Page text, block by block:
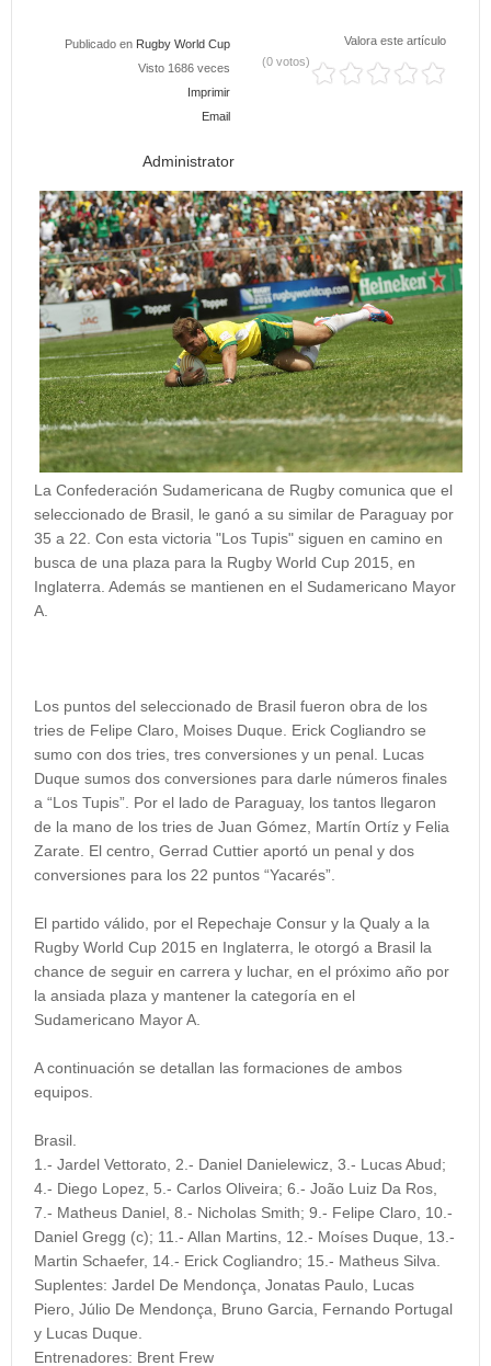
Publicado en Rugby World Cup
Visto 1686 veces
Imprimir
Email
Valora este artículo
(0 votos)
Administrator
La Confederación Sudamericana de Rugby comunica que el
seleccionado de Brasil, le ganó a su similar de Paraguay por
35 a 22. Con esta victoria "Los Tupis" siguen en camino en
busca de una plaza para la Rugby World Cup 2015, en
Inglaterra. Además se mantienen en el Sudamericano Mayor
A.
Los puntos del seleccionado de Brasil fueron obra de los
tries de Felipe Claro, Moises Duque. Erick Cogliandro se
sumo con dos tries, tres conversiones y un penal. Lucas
Duque sumos dos conversiones para darle números finales
a “Los Tupis”. Por el lado de Paraguay, los tantos llegaron
de la mano de los tries de Juan Gómez, Martín Ortíz y Felia
Zarate. El centro, Gerrad Cuttier aportó un penal y dos
conversiones para los 22 puntos “Yacarés”.
El partido válido, por el Repechaje Consur y la Qualy a la
Rugby World Cup 2015 en Inglaterra, le otorgó a Brasil la
chance de seguir en carrera y luchar, en el próximo año por
la ansiada plaza y mantener la categoría en el
Sudamericano Mayor A.
A continuación se detallan las formaciones de ambos
equipos.
Brasil.
1.- Jardel Vettorato, 2.- Daniel Danielewicz, 3.- Lucas Abud;
4.- Diego Lopez, 5.- Carlos Oliveira; 6.- João Luiz Da Ros,
7.- Matheus Daniel, 8.- Nicholas Smith; 9.- Felipe Claro, 10.-
Daniel Gregg (c); 11.- Allan Martins, 12.- Moíses Duque, 13.-
Martin Schaefer, 14.- Erick Cogliandro; 15.- Matheus Silva.
Suplentes: Jardel De Mendonça, Jonatas Paulo, Lucas
Piero, Júlio De Mendonça, Bruno Garcia, Fernando Portugal
y Lucas Duque.
Entrenadores: Brent Frew